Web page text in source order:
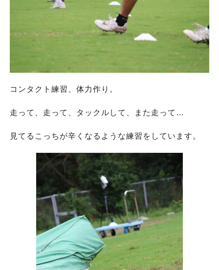
コンタクト練習、体力作り。
走って、走って、タックルして、また走って…
見てるこっちが辛くなるような練習をしています。